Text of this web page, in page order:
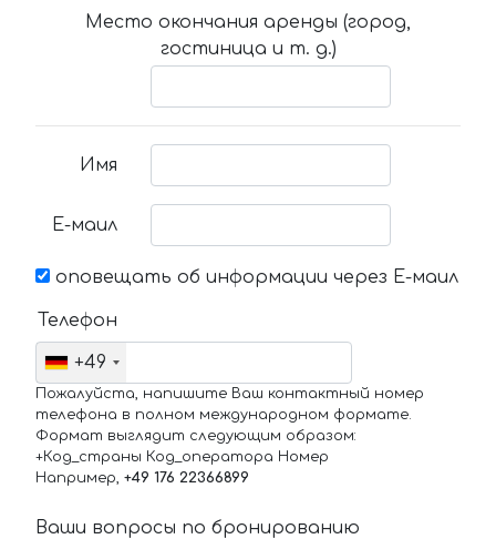
Место окончания аренды (город,
гостиница и т. д.)
Имя
Е-маил
оповещать об информации через Е-маил
Телефон
+49
Пожалуйста, напишите Ваш контактный номер
телефона в полном международном формате.
Формат выглядит следующим образом:
+Код_страны Код_оператора Номер
Например, +49 176 22366899
Ваши вопросы по бронированию